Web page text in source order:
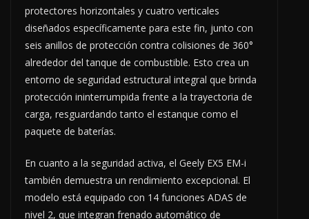
protectores horizontales y cuatro verticales
diseñados específicamente para este fin, junto con
seis anillos de protección contra colisiones de 360°
alrededor del tanque de combustible. Esto crea un
entorno de seguridad estructural integral que brinda
protección ininterrumpida frente a la trayectoria de
carga, resguardando tanto el estanque como el
paquete de baterías.
En cuanto a la seguridad activa, el Geely EX5 EM-i
también demuestra un rendimiento excepcional. El
modelo está equipado con 14 funciones ADAS de
nivel 2, que integran frenado automático de